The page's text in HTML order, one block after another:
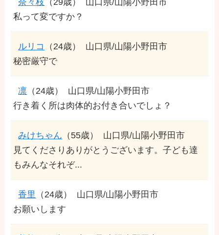
私って変ですか？
ルリコ （24歳）
山口県/山陽小野田市
秘密厳守で
凛 （24歳）
山口県/山陽小野田市
行き着く所は肉体的お付き合いでしょ？
みけちゃん （55歳）
山口県/山陽小野田市
見てくださりありがとうございます。子ども達
もみんなそれぞ...
香里 （24歳）
山口県/山陽小野田市
お願いします